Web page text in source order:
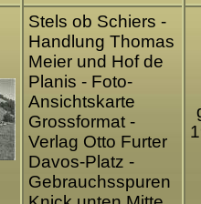
Stels ob Schiers -
Handlung Thomas
Meier und Hof de
Planis - Foto-
Ansichtskarte
Grossformat -
Verlag Otto Furter
Davos-Platz -
Gebrauchsspuren